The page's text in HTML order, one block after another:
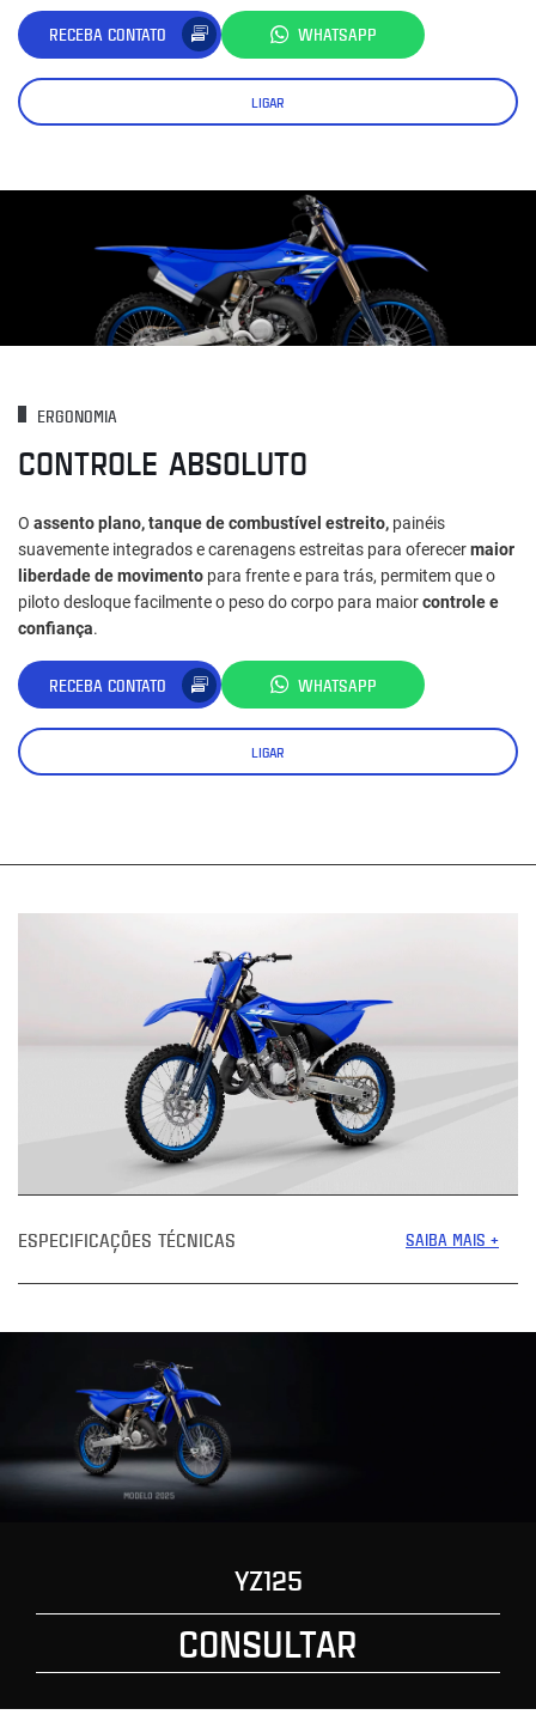
RECEBA CONTATO WHATSAPP
LIGAR
ERGONOMIA
CONTROLE ABSOLUTO
O assento plano, tanque de combustível estreito, painéis
suavemente integrados e carenagens estreitas para oferecermaior
liberdade de movimento para frente e para trás, permitem que o
piloto desloque facilmente o peso do corpo para maiorcontrole e
confiança.
RECEBA CONTATO WHATSAPP
LIGAR
ESPECIFICAÇÕES TÉCNICAS SAIBA MAIS +
YZ125
CONSULTAR